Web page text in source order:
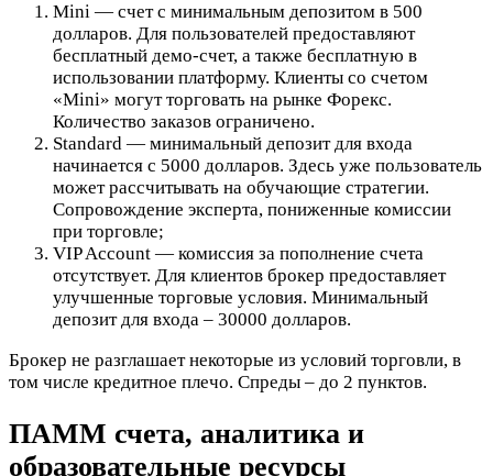
Mini — счет с минимальным депозитом в 500
долларов. Для пользователей предоставляют
бесплатный демо-счет, а также бесплатную в
использовании платформу. Клиенты со счетом
«Mini» могут торговать на рынке Форекс.
Количество заказов ограничено.
Standard — минимальный депозит для входа
начинается с 5000 долларов. Здесь уже пользователь
может рассчитывать на обучающие стратегии.
Сопровождение эксперта, пониженные комиссии
при торговле;
VIP Account — комиссия за пополнение счета
отсутствует. Для клиентов брокер предоставляет
улучшенные торговые условия. Минимальный
депозит для входа – 30000 долларов.
Брокер не разглашает некоторые из условий торговли, в
том числе кредитное плечо. Спреды – до 2 пунктов.
ПАММ счета, аналитика и
образовательные ресурсы